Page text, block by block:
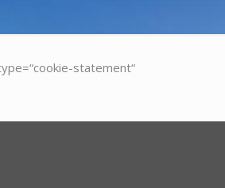
statement“